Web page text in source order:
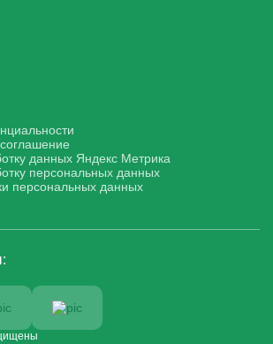
данных Яндекс Метрика
персональных данных
персональных данных